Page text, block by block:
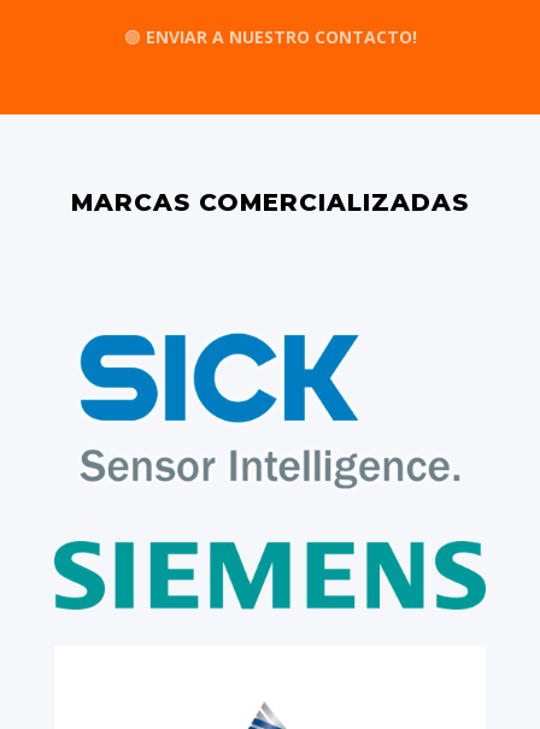
🟢 ENVIAR A NUESTRO CONTACTO!
MARCAS COMERCIALIZADAS